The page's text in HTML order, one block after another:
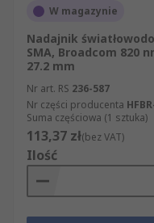
W magazynie
Nadajnik
SMA, Broadcom 820
27.2 mm
Nr art. RS 236-587
Nr części producenta
Suma częściowa (1 sztuka)
113,37 zł(bez VAT)
Ilość